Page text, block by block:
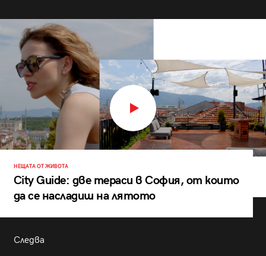
НЕЩАТА ОТ ЖИВОТА
City Guide: две тераси в София, от които
да се насладиш на лятото
Следва